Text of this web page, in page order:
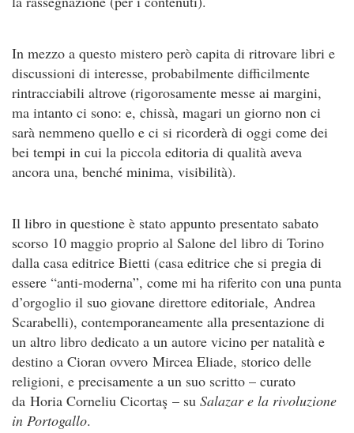
In mezzo a questo mistero però capita di ritrovare libri e
discussioni di interesse, probabilmente difficilmente
rintracciabili altrove (rigorosamente messe ai margini,
ma intanto ci sono: e, chissà, magari un giorno non ci
sarà nemmeno quello e ci si ricorderà di oggi come dei
bei tempi in cui la piccola editoria di qualità aveva
ancora una, benché minima, visibilità).
Il libro in questione è stato appunto presentato sabato
scorso 10 maggio proprio al Salone del libro di Torino
dalla casa editrice Bietti (casa editrice che si pregia di
essere “anti-moderna”, come mi ha riferito con una punta
d’orgoglio il suo giovane direttore editoriale, Andrea
Scarabelli), contemporaneamente alla presentazione di
un altro libro dedicato a un autore vicino per natalità e
destino a Cioran ovvero Mircea Eliade, storico delle
religioni, e precisamente a un suo scritto – curato
da Horia Corneliu Cicortaş – su Salazar e la rivoluzione
in Portogallo.